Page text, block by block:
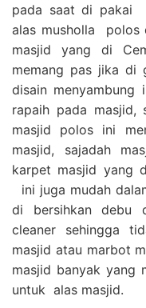
pada saat di pakai
alas musholla polos
masjid yang di
memang pas jika di
disain menyambung
rapaih pada masjid,
masjid polos ini
masjid, sajadah
karpet masjid yang
ini juga mudah
di bersihkan debu
cleaner sehingga
masjid atau marbot
masjid banyak yang
untuk alas masjid.